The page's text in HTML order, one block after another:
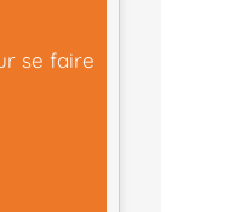
se faire